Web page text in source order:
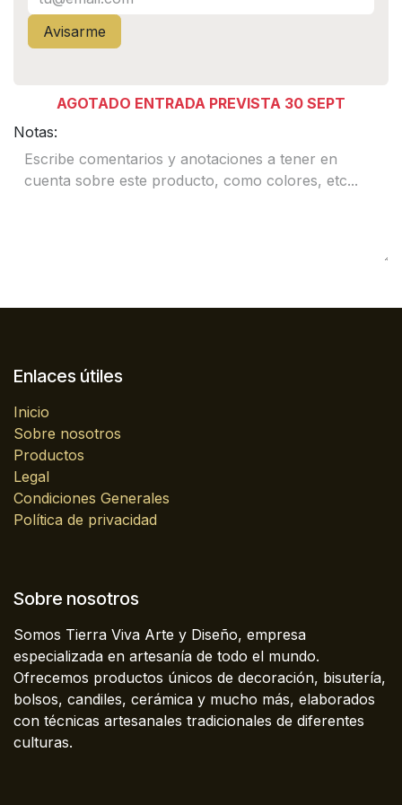
Avisarme
AGOTADO ENTRADA PREVISTA 30 SEPT
Notas:
Enlaces útiles
Inicio
Sobre nosotros
Productos
Legal
Condiciones Generales
Política de privacidad
Sobre nosotros
Somos Tierra Viva Arte y Diseño, empresa
especializada en artesanía de todo el mundo.
Ofrecemos productos únicos de decoración, bisutería,
bolsos, candiles, cerámica y mucho más, elaborados
con técnicas artesanales tradicionales de diferentes
culturas.